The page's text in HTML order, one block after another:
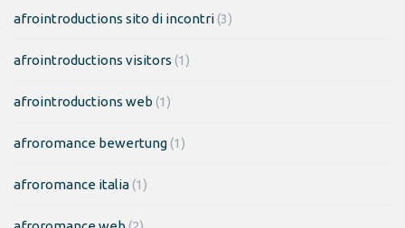
afrointroductions sito di incontri(3)
afrointroductions visitors (1)
afrointroductions web (1)
afroromance bewertung(1)
afroromance italia(1)